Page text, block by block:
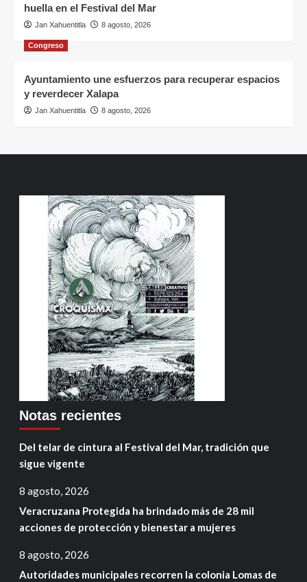
huella en el Festival del Mar
Jan Xahuentitla 8 agosto, 2026
Congreso
Ayuntamiento une esfuerzos para recuperar espacios
y reverdecer Xalapa
Jan Xahuentitla 8 agosto, 2026
Notas recientes
Del telar de cintura al Festival del Mar, tradición que
sigue vigente
8 agosto, 2026
Veracruzana Protegida ha brindado más de 28 mil
acciones de protección y bienestar a mujeres
8 agosto, 2026
Autoridades municipales recorren la colonia Lomas de